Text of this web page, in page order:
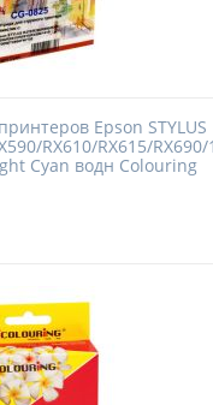
Epson STYLUS
RX610/RX615/
Cyan водн Colouring